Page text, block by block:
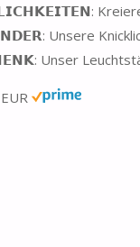
Kreiere
Unsere
Unser